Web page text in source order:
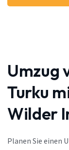
Umzug
Turku
Wilder
Planen Sie einen